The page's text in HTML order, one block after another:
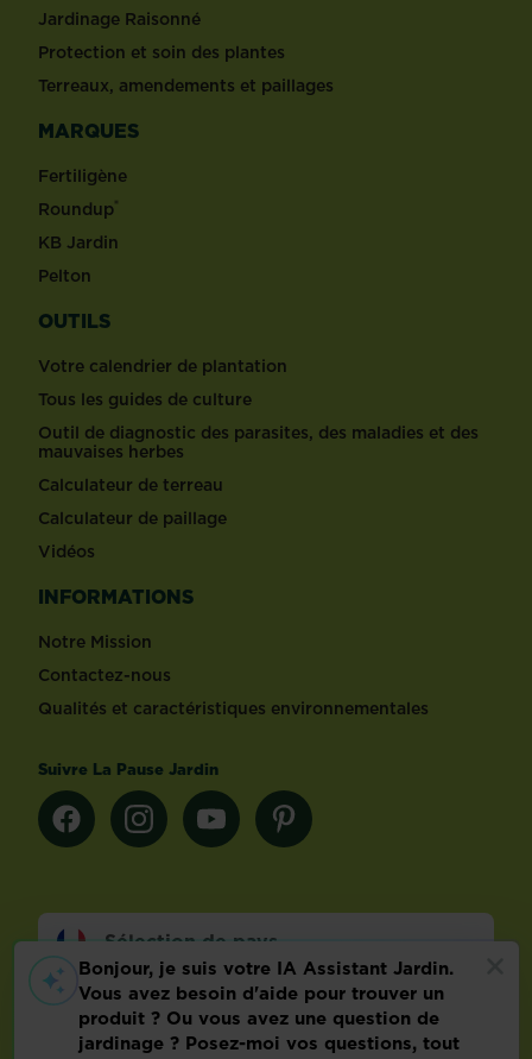
Jardinage Raisonné
Protection et soin des plantes
Terreaux, amendements et paillages
MARQUES
Fertiligène
Roundup®
KB Jardin
Pelton
OUTILS
Votre calendrier de plantation
Tous les guides de culture
Outil de diagnostic des parasites, des maladies et des
mauvaises herbes
Calculateur de terreau
Calculateur de paillage
Vidéos
INFORMATIONS
Notre Mission
Contactez-nous
Qualités et caractéristiques environnementales
Suivre La Pause Jardin
Sélection de pays
Footer
Mentions légalesFAQ
Politique relative aux données personnelles